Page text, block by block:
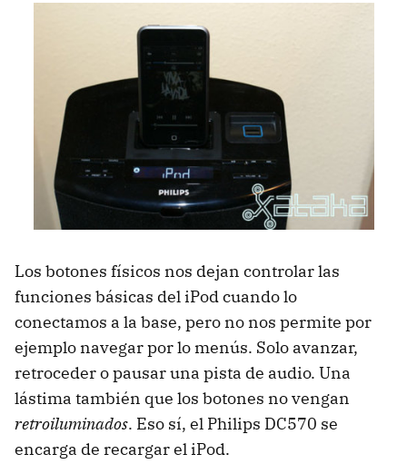
Los botones físicos nos dejan controlar las
funciones básicas del iPod cuando lo
conectamos a la base, pero no nos permite por
ejemplo navegar por lo menús. Solo avanzar,
retroceder o pausar una pista de audio. Una
lástima también que los botones no vengan
retroiluminados. Eso sí, el Philips DC570 se
encarga de recargar el iPod.